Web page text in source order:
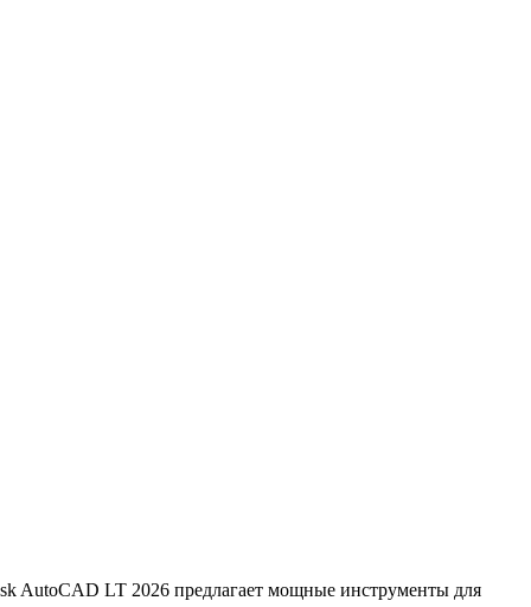
AutoCAD LT 2026 предлагает мощные инструменты для